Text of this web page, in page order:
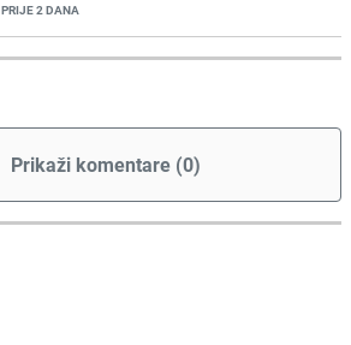
PRIJE 2 DANA
Prikaži komentare (0)